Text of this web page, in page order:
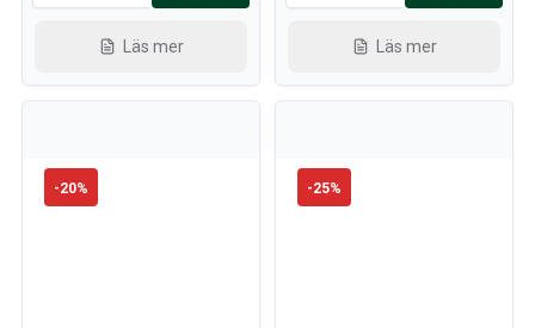
Läs mer Läs mer
-20% -25%